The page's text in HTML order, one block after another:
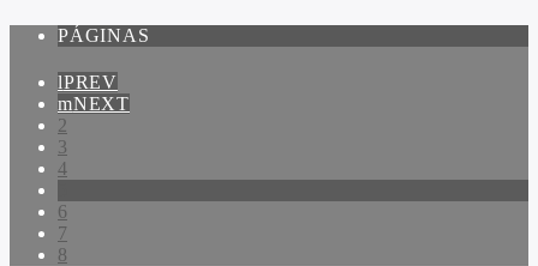
PÁGINAS
PREV
NEXT
2
3
4
6
7
8